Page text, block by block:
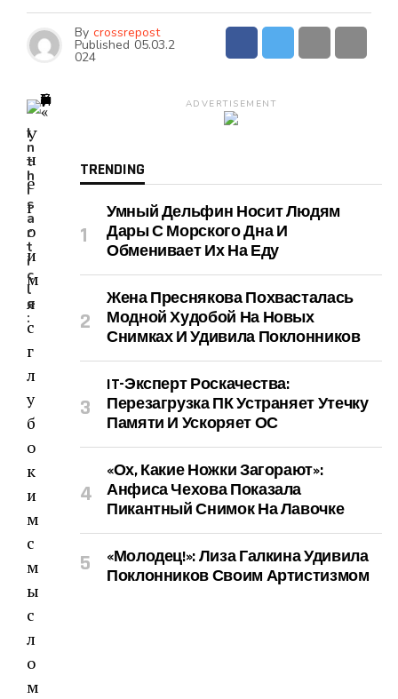
By crossrepost
Published 05.03.2
024
I
n
t
h
i
s
a
r
t
i
c
l
e
:
ADVERTISEMENT
TRENDING
Умный Дельфин Носит Людям
Дары С Морского Дна И
Обменивает Их На Еду
Жена Преснякова Похвасталась
Модной Худобой На Новых
Снимках И Удивила Поклонников
IT-Эксперт Роскачества:
Перезагрузка ПК Устраняет Утечку
Памяти И Ускоряет ОС
«Ох, Какие Ножки Загорают»:
Анфиса Чехова Показала
Пикантный Снимок На Лавочке
«Молодец!»: Лиза Галкина Удивила
Поклонников Своим Артистизмом